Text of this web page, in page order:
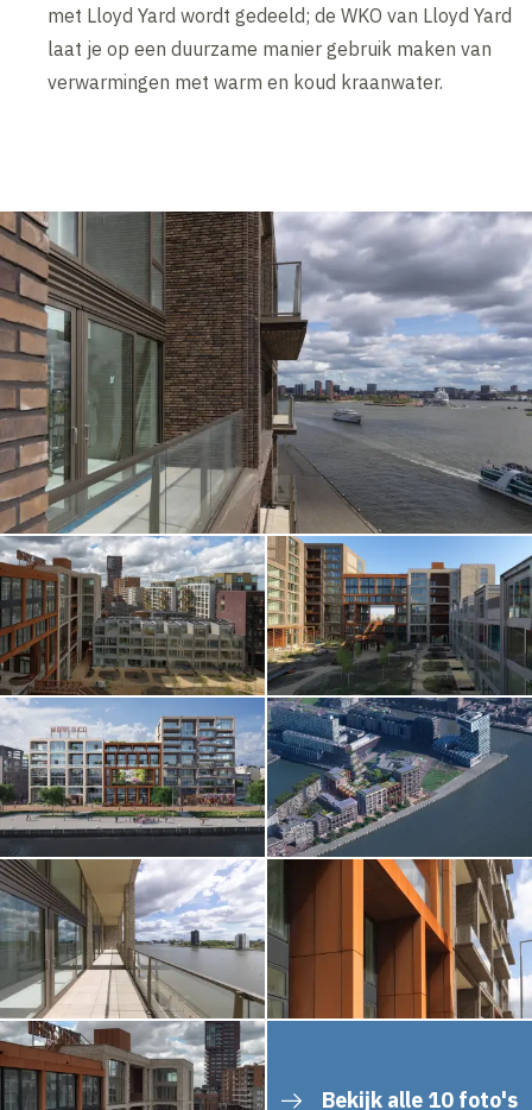
met Lloyd Yard wordt gedeeld; de WKO van Lloyd Yard
laat je op een duurzame manier gebruik maken van
verwarmingen met warm en koud kraanwater.
Bekijk alle 10 foto's